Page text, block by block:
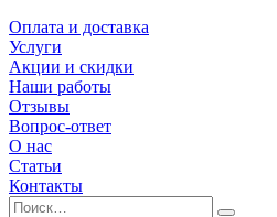
Оплата и доставка
Услуги
Акции и скидки
Наши работы
Отзывы
Вопрос-ответ
О нас
Статьи
Контакты